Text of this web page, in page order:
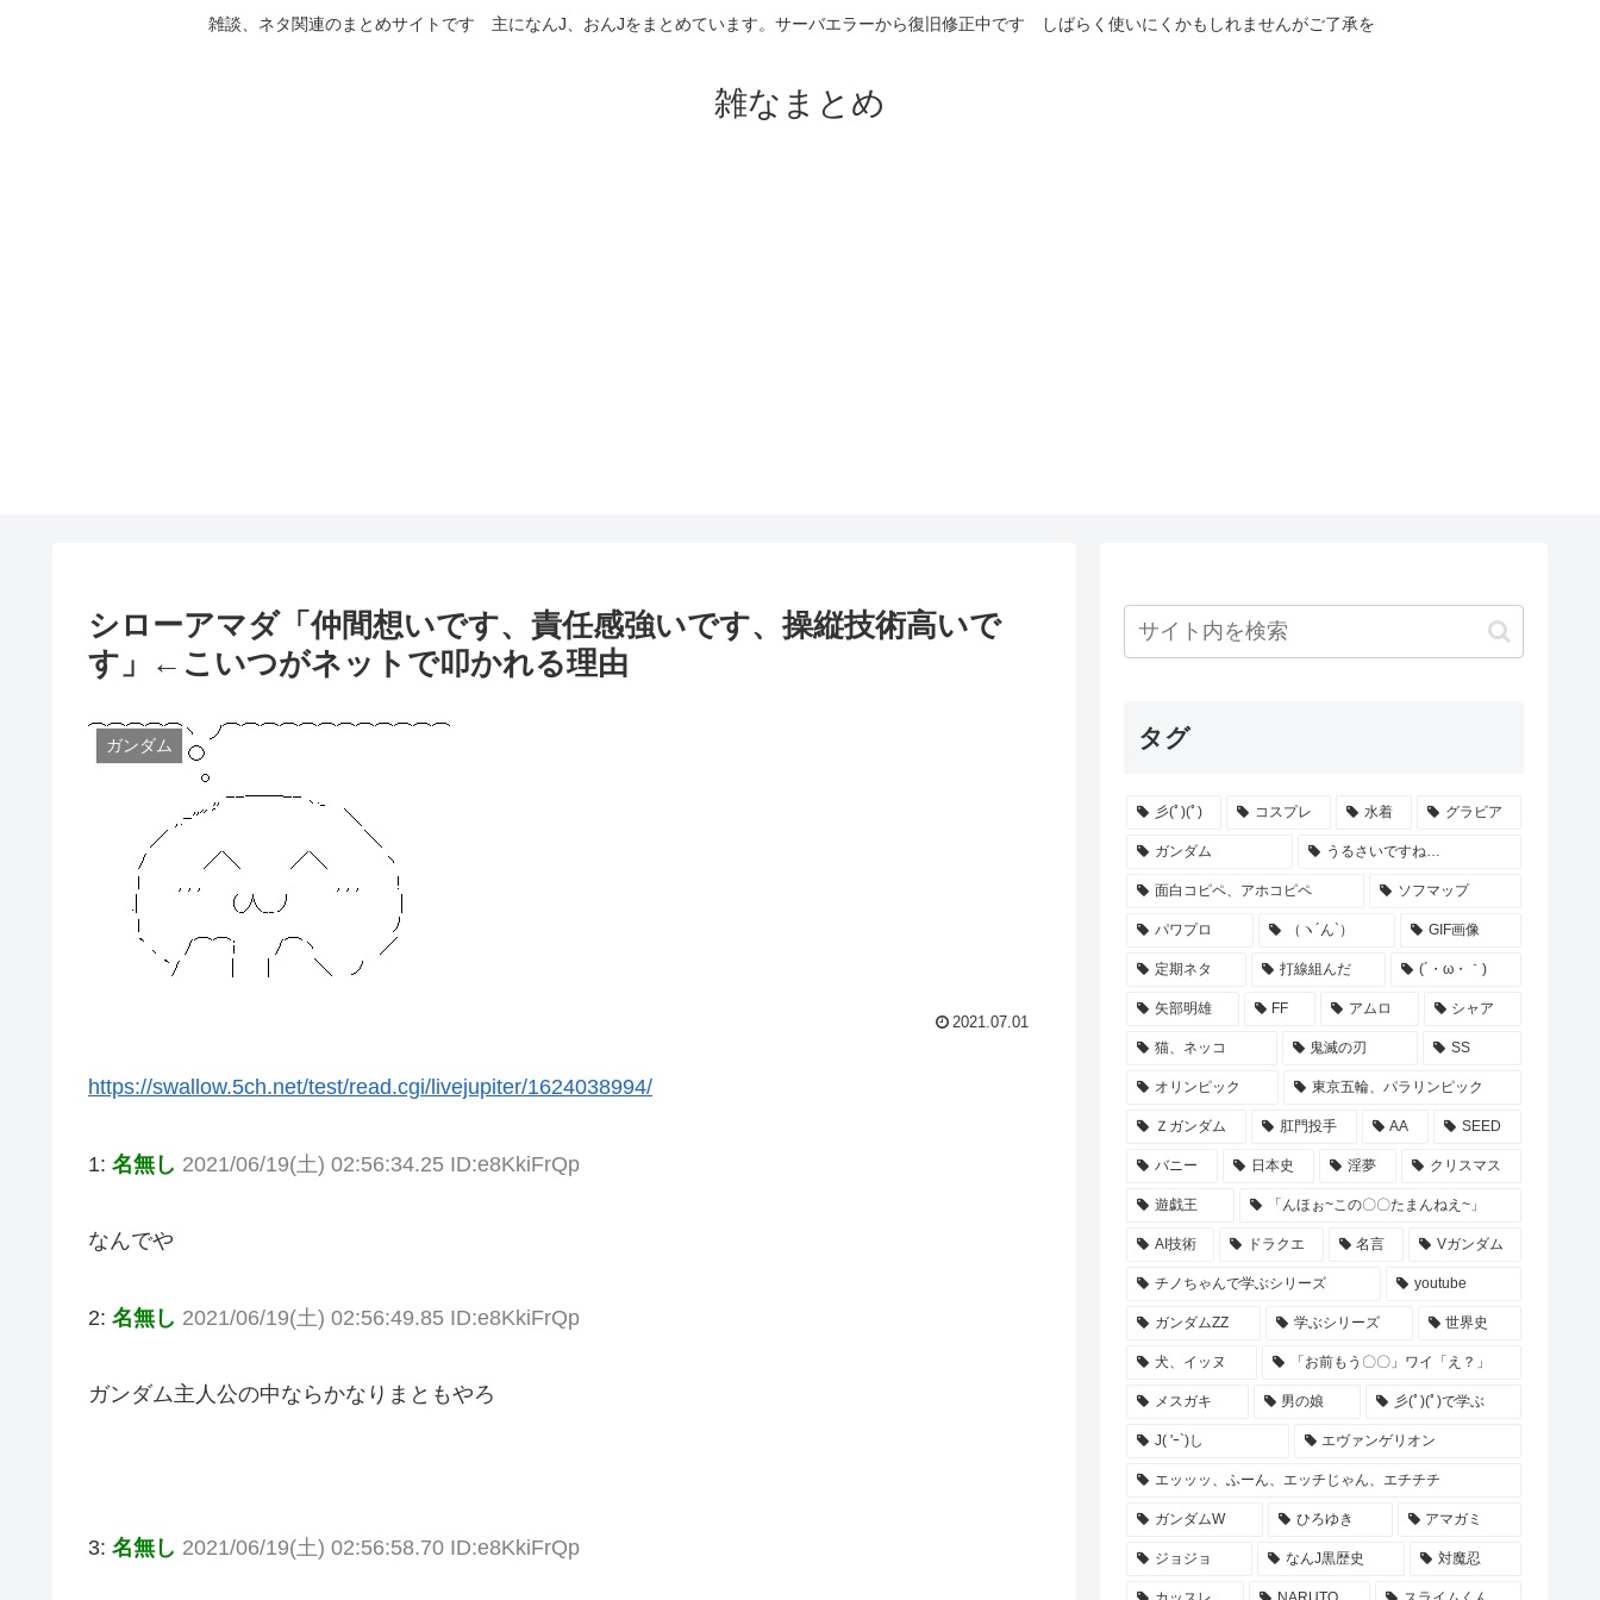
雑談、ネタ関連のまとめサイトです 主になんJ、おんJをまとめています。サーバエラーから復旧修正中です しばらく使いにくかもしれませんがご了承を
雑なまとめ
シローアマダ「仲間想いです、責任感強いです、操縦技術高いで
す」←こいつがネットで叩かれる理由
ガンダム
2021.07.01
https://swallow.5ch.net/test/read.cgi/livejupiter/1624038994/
1: 名無し 2021/06/19(土) 02:56:34.25 ID:e8KkiFrQp
なんでや
2: 名無し 2021/06/19(土) 02:56:49.85 ID:e8KkiFrQp
ガンダム主人公の中ならかなりまともやろ
3: 名無し 2021/06/19(土) 02:56:58.70 ID:e8KkiFrQp
タグ
彡(ﾟ)(ﾟ) コスプレ 水着 グラビア
ガンダム うるさいですね…
面白コピペ、アホコピペ ソフマップ
パワプロ （ヽ´ん`） GIF画像
定期ネタ 打線組んだ (´・ω・｀)
矢部明雄 FF アムロ シャア
猫、ネッコ 鬼滅の刃 SS
オリンピック 東京五輪、パラリンピック
Ｚガンダム 肛門投手 AA SEED
バニー 日本史 淫夢 クリスマス
遊戯王 「んほぉ~この〇〇たまんねえ~」
AI技術 ドラクエ 名言 Vガンダム
チノちゃんで学ぶシリーズ youtube
ガンダムZZ 学ぶシリーズ 世界史
犬、イッヌ 「お前もう〇〇」ワイ「え？」
メスガキ 男の娘 彡(ﾟ)(ﾟ)で学ぶ
J( 'ｰ`)し エヴァンゲリオン
エッッッ、ふーん、エッチじゃん、エチチチ
ガンダムW ひろゆき アマガミ
ジョジョ なんJ黒歴史 対魔忍